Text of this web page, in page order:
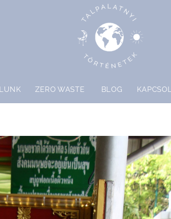
ZERO WASTE BLOG